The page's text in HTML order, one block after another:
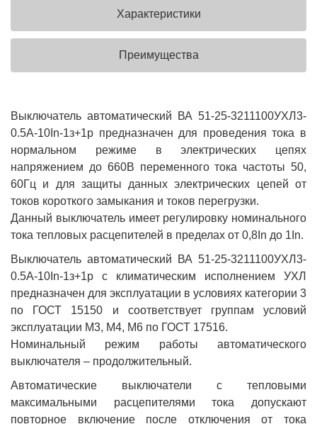
Характеристики
Преимущества
Выключатель автоматический ВА 51-25-3211100УХЛ3-
0.5А-10In-1з+1р предназначен для проведения тока в
нормальном режиме в электрических цепях
напряжением до 660В переменного тока частоты 50,
60Гц и для защиты данных электрических цепей от
токов короткого замыкания и токов перегрузки.
Данный выключатель имеет регулировку номинального
тока тепловых расцепителей в пределах от 0,8In до 1In.
Выключатель автоматический ВА 51-25-3211100УХЛ3-
0.5А-10In-1з+1р с климатическим исполнением УХЛ
предназначен для эксплуатации в условиях категории 3
по ГОСТ 15150 и соответствует группам условий
эксплуатации М3, М4, М6 по ГОСТ 17516.
Номинальный режим работы автоматического
выключателя – продолжительный.
Автоматические выключатели с тепловыми
максимальными расцепителями тока допускают
повторное включение после отключения от тока